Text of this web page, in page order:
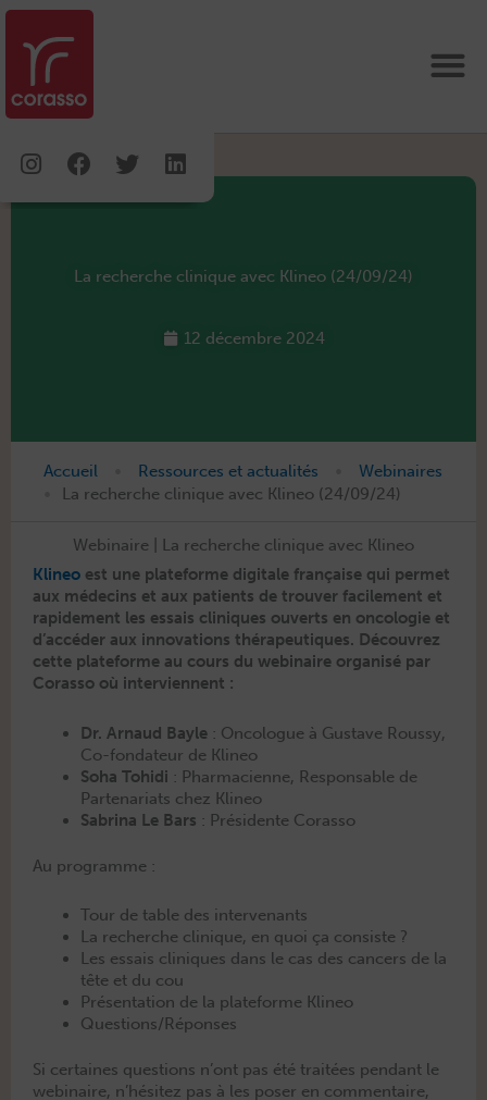
Aller
contenu
InstagramFacebook
TwitterLinkedin
La recherche clinique avec Klineo (24/09/24)
12 décembre 2024
Accueil Ressources et actualités Webinaires
La recherche clinique avec Klineo (24/09/24)
Webinaire | La recherche clinique avec Klineo
Kli­neo est une plate­forme dig­i­tale française qui per­met
aux médecins et aux patients de trou­ver facile­ment et
rapi­de­ment les essais clin­iques ouverts en oncolo­gie et
d’accéder aux inno­va­tions thérapeu­tiques. Décou­vrez
cette plate­forme au cours du webi­naire organ­isé par
Coras­so où interviennent :
Dr. Arnaud Bayle: Onco­logue à Gus­tave Roussy,
Co-fon­da­teur de Klineo
Soha Tohi­di : Phar­ma­ci­enne, Respon­s­able de
Parte­nar­i­ats chez Klineo
Sab­ri­na Le Bars : Prési­dente Corasso
Au pro­gramme :
Tour de table des intervenants
La recherche clin­ique, en quoi ça consiste ?
Les essais clin­iques dans le cas des can­cers de la
tête et du cou
Présen­ta­tion de la plate­forme Klineo
Questions/Réponses
Si cer­taines ques­tions n’ont pas été traitées pen­dant le
webi­naire, n’hésitez pas à les pos­er en com­men­taire,